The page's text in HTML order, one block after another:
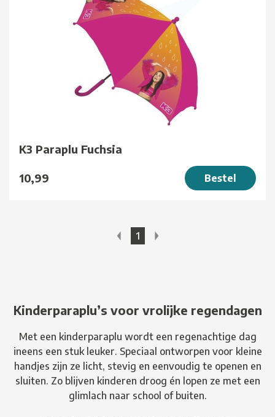
K3 Paraplu Fuchsia
10,99 Bestel
1
Kinderparaplu’s voor vrolijke regendagen
Met een kinderparaplu wordt een regenachtige dag
ineens een stuk leuker. Speciaal ontworpen voor kleine
handjes zijn ze licht, stevig en eenvoudig te openen en
sluiten. Zo blijven kinderen droog én lopen ze met een
glimlach naar school of buiten.